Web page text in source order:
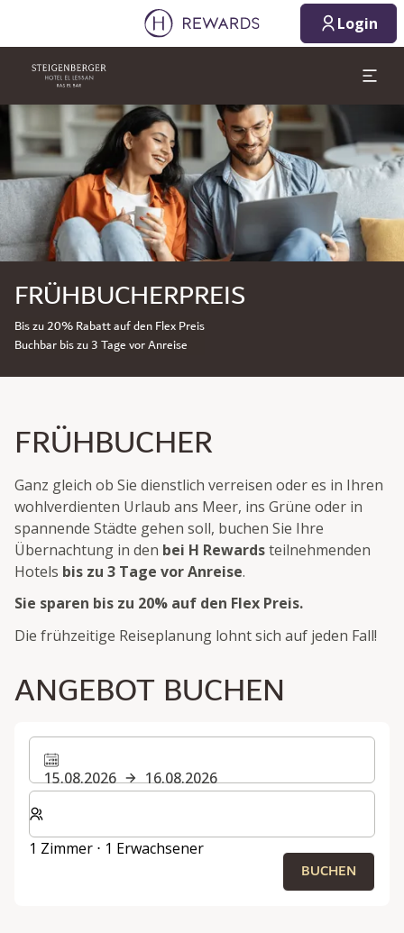
Login
Dia 1 von 1
FRÜHBUCHERPREIS
Bis zu 20% Rabatt auf den Flex Preis
Buchbar bis zu 3 Tage vor Anreise
FRÜHBUCHER
Ganz gleich ob Sie dienstlich verreisen oder es in Ihren
wohlverdienten Urlaub ans Meer, ins Grüne oder in
spannende Städte gehen soll, buchen Sie Ihre
Übernachtung in den bei H Rewardsteilnehmenden
Hotels bis zu 3 Tage vor Anreise.
Sie sparen bis zu 20% auf den Flex Preis.
Die frühzeitige Reiseplanung lohnt sich auf jeden Fall!
ANGEBOT BUCHEN
15.08.2026
16.08.2026
Wählen Sie die Anzahl der Zimmer und Gäste für Ihren
1 Zimmer ⋅ 1 Erwachsener
BUCHEN